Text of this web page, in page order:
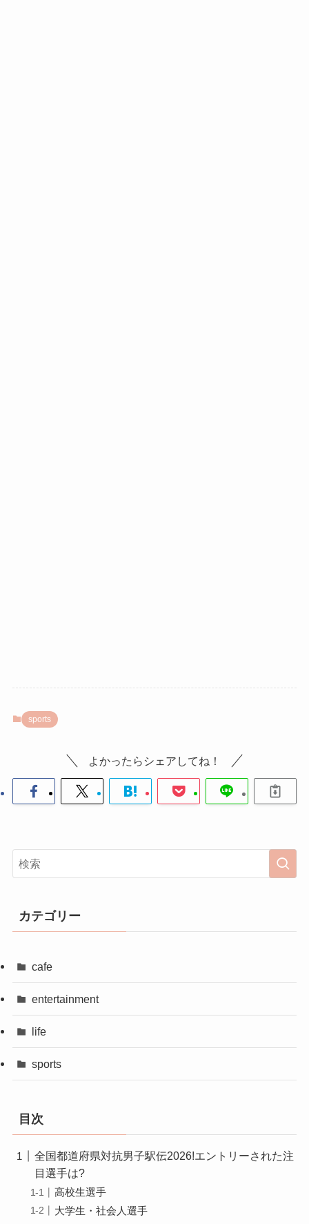
sports
よかったらシェアしてね！
カテゴリー
cafe
entertainment
life
sports
目次
全国都道府県対抗男子駅伝2026!エントリーされた注
目選手は?
高校生選手
大学生・社会人選手